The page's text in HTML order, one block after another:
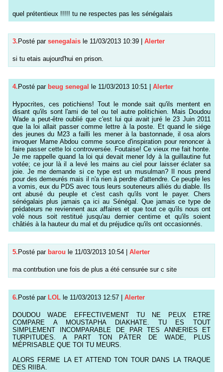
quel prétentieux !!!!! tu ne respectes pas les sénégalais
3. Posté par senegalais le 11/03/2013 10:39 Alerter
si tu etais aujourd'hui en prison.
4. Posté par beug senegal le 11/03/2013 10:51 Alerter
Hypocrites, ces potichiens! Tout le monde sait qu'ils mentent en
disant qu'ils sont l'ami de tel ou tel autre politichien. Mais Doudou
Wade a peut-être oublié que c'est lui qui avait juré le 23 Juin 2011
que la loi allait passer comme lettre à la poste. Et quand le siége
des jeunes du M23 a failli les mener à la bastonnade, il osa alors
invoquer Mame Abdou comme source d'inspiration pour renoncer à
faire passer cette loi controversée. Foutaise! Ce vieux me fait honte.
Je me rappelle quand la loi qui devait mener Idy à la guillautine fut
votée; ce jour là il a levé les mains au ciel pour laisser éclater sa
joie. Je me demande si ce type est un musulman? Il nous prend
pour des demeurés mais il n'a rien à perdre d'attendre. Ce peuple les
a vomis, eux du PDS avec tous leurs souteneurs alliés du diable. Ils
ont abusé du peuple et c'est cash qu'ils vont le payer. Chers
sénégalais plus jamais ça ici au Sénégal. Que jamais ce type de
prédateurs ne reviennent aux affaires et que tout ce qu'ils nous ont
volé nous soit restitué jusqu'au dernier centime et qu'ils soient
châtiés à la hauteur du mal et du préjudice qu'ils ont occasionnés.
5. Posté par barou le 11/03/2013 10:54 Alerter
ma contrbution une fois de plus a été censurée sur c site
6. Posté par LOL le 11/03/2013 12:57 Alerter
DOUDOU WADE EFFECTIVEMENT TU NE PEUX ETRE
COMPARE A MOUSTAPHA DIAKHATE. TU ES TOUT
SIMPLEMENT INCOMPARABLE DE PAR TES ANNERIES ET
TURPITUDES. A PART TON PÄTER DE WADE, PLUS
MÉPRISABLE QUE TOI TU MEURS.
ALORS FERME LA ET ATTEND TON TOUR DANS LA TRAQUE
DES RIIBA.